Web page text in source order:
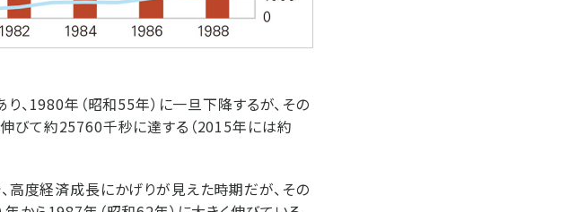
1980年（昭和55年）に一旦下降するが、その
びて約25760千秒に達する（2015年には約
、高度経済成長にかげりが見えた時期だが、その